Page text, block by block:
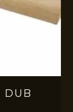
DUB